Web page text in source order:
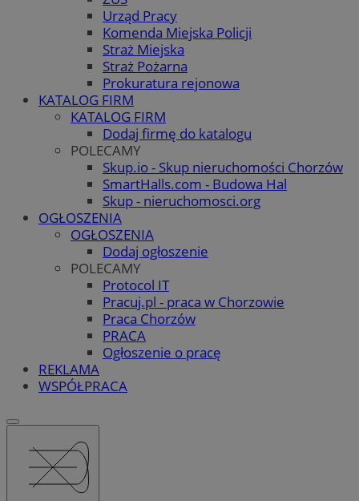
Urząd Pracy
Komenda Miejska Policji
Straż Miejska
Straż Pożarna
Prokuratura rejonowa
KATALOG FIRM
KATALOG FIRM
Dodaj firmę do katalogu
POLECAMY
Skup.io - Skup nieruchomości Chorzów
SmartHalls.com - Budowa Hal
Skup - nieruchomosci.org
OGŁOSZENIA
OGŁOSZENIA
Dodaj ogłoszenie
POLECAMY
Protocol IT
Pracuj.pl - praca w Chorzowie
Praca Chorzów
PRACA
Ogłoszenie o pracę
REKLAMA
WSPÓŁPRACA